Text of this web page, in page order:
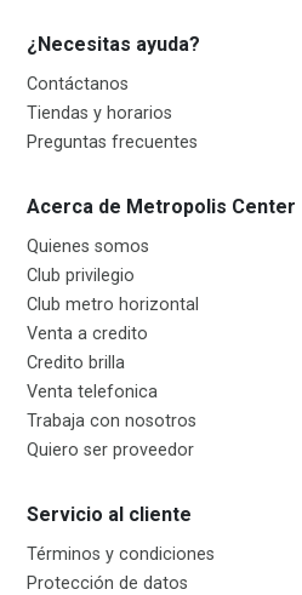
¿Necesitas ayuda?
Contáctanos
Tiendas y horarios
Preguntas frecuentes
Acerca de Metropolis Center
Quienes somos
Club privilegio
Club metro horizontal
Venta a credito
Credito brilla
Venta telefonica
Trabaja con nosotros
Quiero ser proveedor
Servicio al cliente
Términos y condiciones
Protección de datos